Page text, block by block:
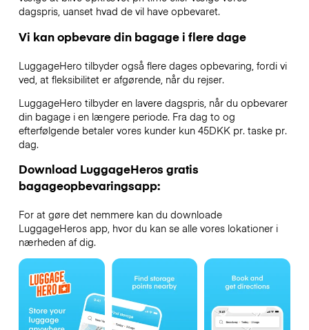
dagspris, uanset hvad de vil have opbevaret.
Vi kan opbevare din bagage i flere dage
LuggageHero tilbyder også flere dages opbevaring, fordi vi
ved, at fleksibilitet er afgørende, når du rejser.
LuggageHero tilbyder en lavere dagspris, når du opbevarer
din bagage i en længere periode. Fra dag to og
efterfølgende betaler vores kunder kun 45DKK pr. taske pr.
dag.
Download LuggageHeros gratis
bagageopbevaringsapp:
For at gøre det nemmere kan du downloade
LuggageHeros app, hvor du kan se alle vores lokationer i
nærheden af dig.